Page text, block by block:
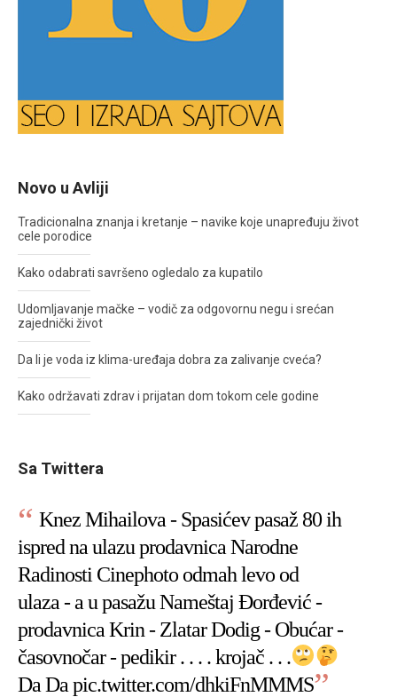
Novo u Avliji
Tradicionalna znanja i kretanje – navike koje unapređuju život
cele porodice
Kako odabrati savršeno ogledalo za kupatilo
Udomljavanje mačke – vodič za odgovornu negu i srećan
zajednički život
Da li je voda iz klima-uređaja dobra za zalivanje cveća?
Kako održavati zdrav i prijatan dom tokom cele godine
Sa Twittera
Knez Mihailova - Spasićev pasaž 80 ih
ispred na ulazu prodavnica Narodne
Radinosti Cinephoto odmah levo od
ulaza - a u pasažu Nameštaj Đorđević -
prodavnica Krin - Zlatar Dodig - Obućar -
časovnočar - pedikir . . . . krojač . . .
Da Da pic.twitter.com/dhkiFnMMMS